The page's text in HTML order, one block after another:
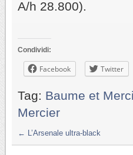
A/h 28.800).
Condividi:
Facebook Twitter
Tag: Baume et
Mercier
← L’Arsenale ultra-black